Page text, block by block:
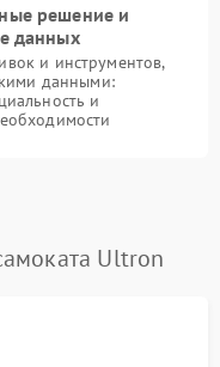
решение и
данных
и инструментов,
данными:
и
Ultron